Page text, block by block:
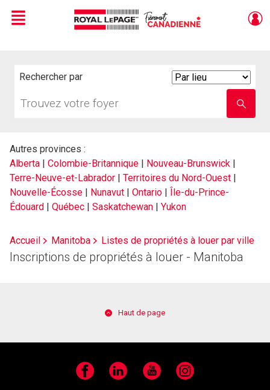
Live
En Direct
Menu
Rechercher par
votre
nom
Autres provinces :
Alberta | Colombie-Britannique | Nouveau-Brunswick |
Terre-Neuve-et-Labrador | Territoires du Nord-Ouest |
Nouvelle-Écosse | Nunavut | Ontario | Île-du-Prince-
Édouard | Québec | Saskatchewan | Yukon
Accueil Manitoba Listes de propriétés à louer par ville
Inscriptions de propriétés à louer - Manitoba
Haut de page
Facebook LinkedIn YouTube Instagram